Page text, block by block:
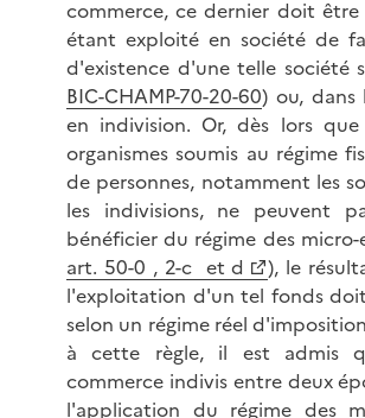
commerce, ce dernier doit être
étant exploité en société de
d'existence d'une telle société
BIC-CHAMP-70-20-60) ou, dans
en indivision. Or, dès lors
organismes soumis au régime
de personnes, notamment les
les indivisions, ne peuvent
bénéficier du régime des micro-
art. 50-0 , 2-c et d
), le
l'exploitation d'un tel fonds
selon un régime réel
à cette règle, il est admis
commerce indivis entre deux
l'application du régime des